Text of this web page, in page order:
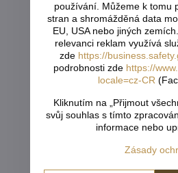
používání. Můžeme k tomu
stran a shromážděná data
EU, USA nebo jiných
relevanci reklam využívá
zde https://
podrobnosti zde https://
locale=cz-CR
Kliknutím na „Přijmout
svůj souhlas s tímto
informace nebo
Zásady